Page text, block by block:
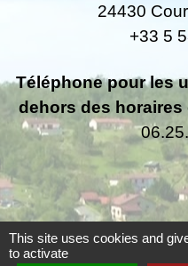
24430
+33 5
Téléphone pour les
dehors des
This site uses cookies and
to activate